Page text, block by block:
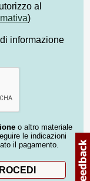
al
)
informazione
o altro materiale
le indicazioni
il pagamento.